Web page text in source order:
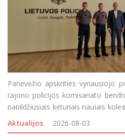
Panevėžio apskrities vyriausiojo
rajono policijos komisariato
papildžiusiais keturiais naujais
baigę mokslus pasinaudoję
pareigūnų skatinimo programa –
Aktualijos 2026-08-03